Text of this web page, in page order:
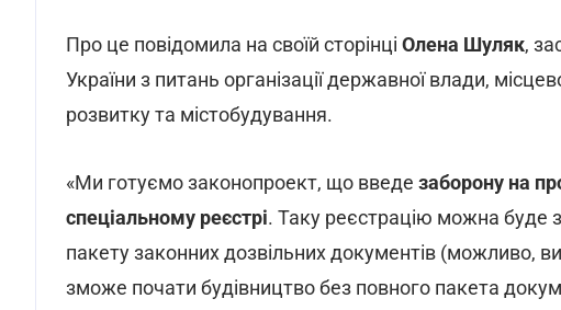
Про це повідомила на своїй сторінці Олена Шуляк,
України з питань організації державної влади,
розвитку та містобудування.
«Ми готуємо законопроект, що введе заборону на
спеціальному реєстрі. Таку реєстрацію можна буде
пакету законних дозвільних документів (можливо,
зможе почати будівництво без повного пакета